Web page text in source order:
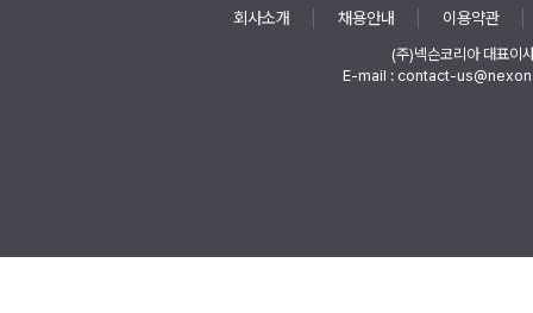
회사소개 채용안내 이용약관
(주)넥슨코리아 대표이
E-mail : contact-